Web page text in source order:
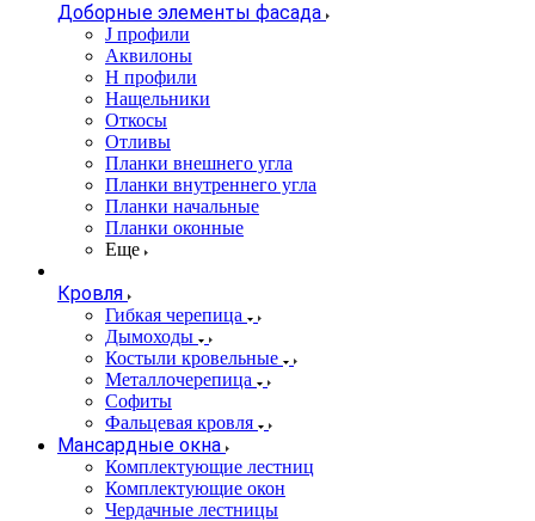
Доборные элементы фасада
J профили
Аквилоны
Н профили
Нащельники
Откосы
Отливы
Планки внешнего угла
Планки внутреннего угла
Планки начальные
Планки оконные
Еще
Кровля
Гибкая черепица
Дымоходы
Костыли кровельные
Металлочерепица
Софиты
Фальцевая кровля
Мансардные окна
Комплектующие лестниц
Комплектующие окон
Чердачные лестницы